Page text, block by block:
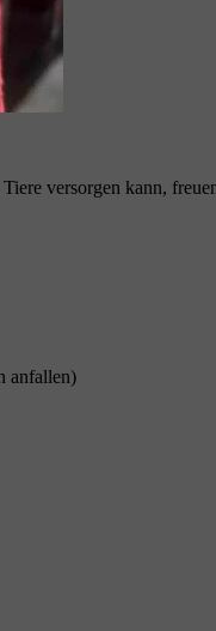
versorgen kann,
anfallen)